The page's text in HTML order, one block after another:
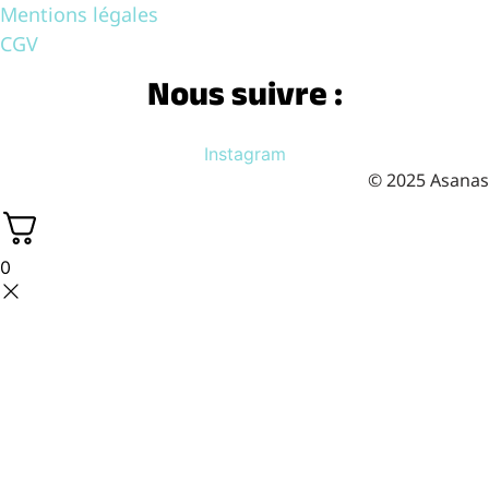
Mentions légales
CGV
Nous suivre :
Instagram
© 2025 Asanas
0